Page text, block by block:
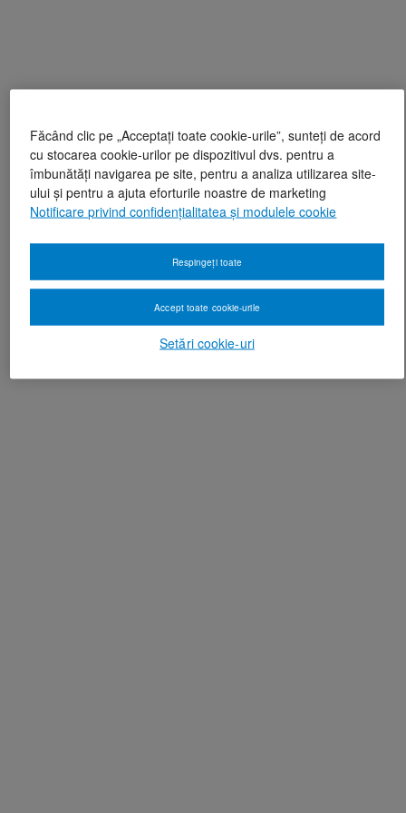
Făcând clic pe „Acceptați toate cookie-urile”, sunteți de acord
cu stocarea cookie-urilor pe dispozitivul dvs. pentru a
îmbunătăți navigarea pe site, pentru a analiza utilizarea site-
ului și pentru a ajuta eforturile noastre de marketing
Notificare privind confidențialitatea și modulele cookie
Setări cookie-uri
Respingeți toate
Accept toate cookie-urile